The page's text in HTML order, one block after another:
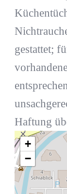
gestattet;
Haftung
+
−